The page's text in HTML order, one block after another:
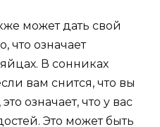
может дать свой
что означает
В сонниках
вам снится, что вы
означает, что у вас
Это может быть